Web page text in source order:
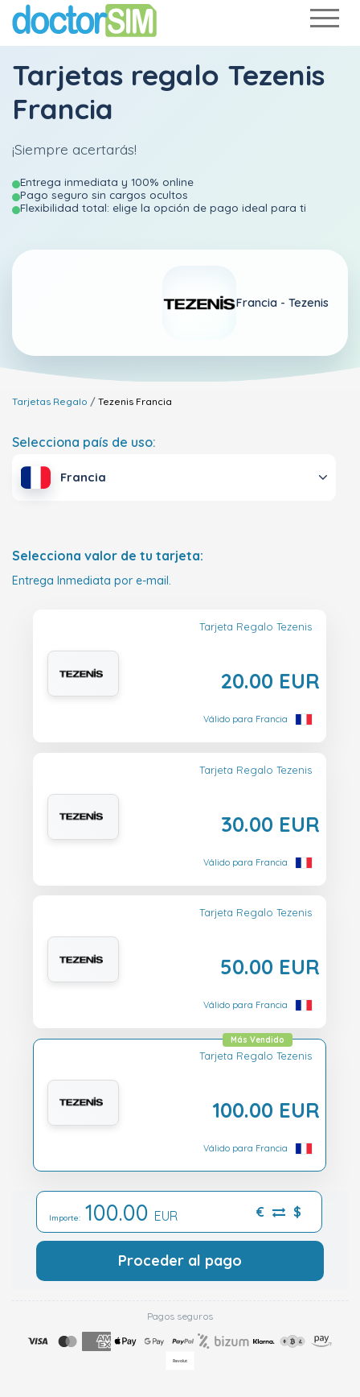
Tarjetas regalo Tezenis
Francia
¡Siempre acertarás!
Entrega inmediata y 100% online
Pago seguro sin cargos ocultos
Flexibilidad total: elige la opción de pago ideal para ti
Francia - Tezenis
Tarjetas Regalo Tezenis Francia
Selecciona país de uso:
Francia
Selecciona valor de tu tarjeta:
Entrega Inmediata por e-mail.
Tarjeta Regalo Tezenis
20.00 EUR
Válido para Francia
Tarjeta Regalo Tezenis
30.00 EUR
Válido para Francia
Tarjeta Regalo Tezenis
50.00 EUR
Válido para Francia
Tarjeta Regalo Tezenis
100.00 EUR
Más Vendido
Válido para Francia
Importe: 100.00 EUR € $
Proceder al pago
Pagos seguros